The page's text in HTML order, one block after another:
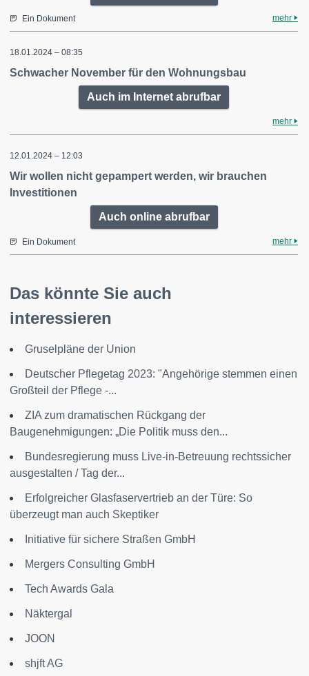
Ein Dokument mehr
18.01.2024 – 08:35
Schwacher November für den Wohnungsbau
Auch im Internet abrufbar
mehr
12.01.2024 – 12:03
Wir wollen nicht gepampert werden, wir brauchen
Investitionen
Auch online abrufbar
Ein Dokument mehr
Das könnte Sie auch
interessieren
Gruselpläne der Union
Deutscher Pflegetag 2023: "Angehörige stemmen einen
Großteil der Pflege -...
ZIA zum dramatischen Rückgang der
Baugenehmigungen: „Die Politik muss den...
Bundesregierung muss Live-in-Betreuung rechtssicher
ausgestalten / Tag der...
Erfolgreicher Glasfaservertrieb an der Türe: So
überzeugt man auch Skeptiker
Initiative für sichere Straßen GmbH
Mergers Consulting GmbH
Tech Awards Gala
Näktergal
JOON
shjft AG